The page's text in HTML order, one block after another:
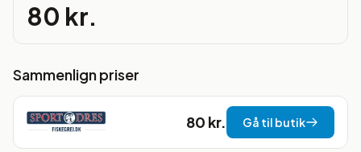
80 kr.
Sammenlign priser
80 kr. Gå til butik